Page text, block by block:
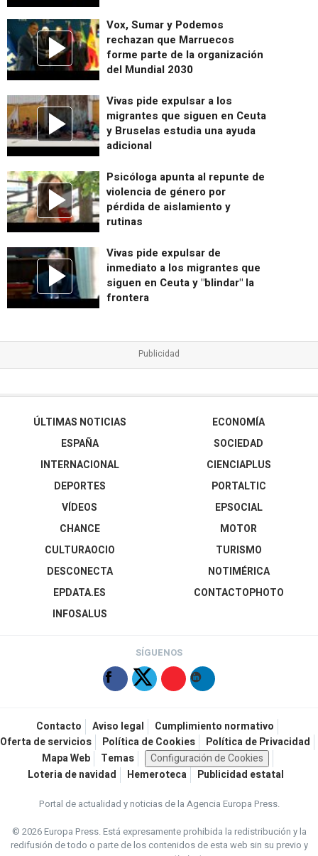
Vox, Sumar y Podemos
rechazan que Marruecos
forme parte de la organización
del Mundial 2030
Vivas pide expulsar a los
migrantes que siguen en Ceuta
y Bruselas estudia una ayuda
adicional
Psicóloga apunta al repunte de
violencia de género por
pérdida de aislamiento y
rutinas
Vivas pide expulsar de
inmediato a los migrantes que
siguen en Ceuta y "blindar" la
frontera
ÚLTIMAS NOTICIAS
ESPAÑA
INTERNACIONAL
DEPORTES
VÍDEOS
ECONOMÍA
SOCIEDAD
CIENCIAPLUS
PORTALTIC
EPSOCIAL
CHANCE
CULTURAOCIO
DESCONECTA
EPDATA.ES
INFOSALUS
MOTOR
TURISMO
NOTIMÉRICA
CONTACTOPHOTO
SÍGUENOS
Contacto Aviso legal
Cumplimiento normativo
Oferta de servicios
Política de Cookies
Política de Privacidad
Mapa Web
Temas
Configuración de Cookies
Loteria de navidad
Hemeroteca Publicidad estatal
Portal de actualidad y noticias de la Agencia Europa Press.
© 2026 Europa Press.Está expresamente prohibida la redistribución y la
redifusión de todo o parte de los contenidos de esta web sin su previo y